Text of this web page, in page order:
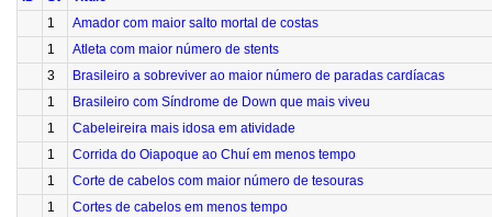
1
Amador com maior salto mortal de costas
1
Atleta com maior número de stents
3
Brasileiro a sobreviver ao maior número de paradas cardíacas
1
Brasileiro com Síndrome de Down que mais viveu
1
Cabeleireira mais idosa em atividade
1
Corrida do Oiapoque ao Chuí em menos tempo
1
Corte de cabelos com maior número de tesouras
1
Cortes de cabelos em menos tempo